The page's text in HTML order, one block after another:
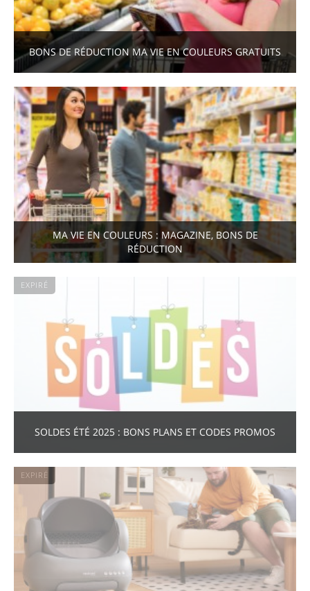
BONS DE RÉDUCTION MA VIE EN COULEURS GRATUITS
MA VIE EN COULEURS : MAGAZINE, BONS DE
RÉDUCTION
EXPIRÉ
SOLDES ÉTÉ 2025 : BONS PLANS ET CODES PROMOS
EXPIRÉ